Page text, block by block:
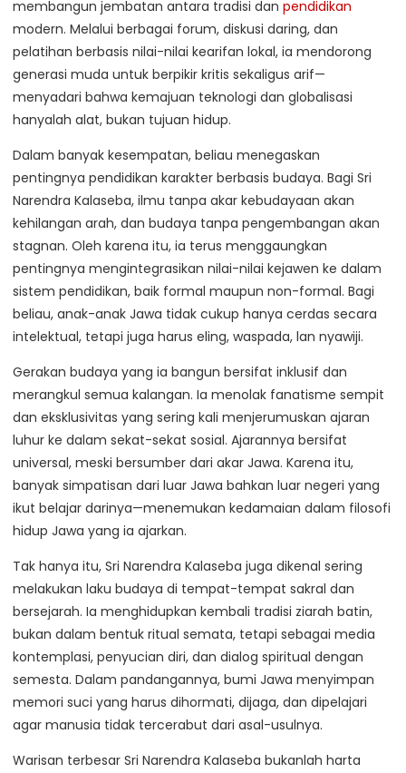
membangun jembatan antara tradisi dan pendidikan
modern. Melalui berbagai forum, diskusi daring, dan
pelatihan berbasis nilai-nilai kearifan lokal, ia mendorong
generasi muda untuk berpikir kritis sekaligus arif—
menyadari bahwa kemajuan teknologi dan globalisasi
hanyalah alat, bukan tujuan hidup.
Dalam banyak kesempatan, beliau menegaskan
pentingnya pendidikan karakter berbasis budaya. Bagi Sri
Narendra Kalaseba, ilmu tanpa akar kebudayaan akan
kehilangan arah, dan budaya tanpa pengembangan akan
stagnan. Oleh karena itu, ia terus menggaungkan
pentingnya mengintegrasikan nilai-nilai kejawen ke dalam
sistem pendidikan, baik formal maupun non-formal. Bagi
beliau, anak-anak Jawa tidak cukup hanya cerdas secara
intelektual, tetapi juga harus eling, waspada, lan nyawiji.
Gerakan budaya yang ia bangun bersifat inklusif dan
merangkul semua kalangan. Ia menolak fanatisme sempit
dan eksklusivitas yang sering kali menjerumuskan ajaran
luhur ke dalam sekat-sekat sosial. Ajarannya bersifat
universal, meski bersumber dari akar Jawa. Karena itu,
banyak simpatisan dari luar Jawa bahkan luar negeri yang
ikut belajar darinya—menemukan kedamaian dalam filosofi
hidup Jawa yang ia ajarkan.
Tak hanya itu, Sri Narendra Kalaseba juga dikenal sering
melakukan laku budaya di tempat-tempat sakral dan
bersejarah. Ia menghidupkan kembali tradisi ziarah batin,
bukan dalam bentuk ritual semata, tetapi sebagai media
kontemplasi, penyucian diri, dan dialog spiritual dengan
semesta. Dalam pandangannya, bumi Jawa menyimpan
memori suci yang harus dihormati, dijaga, dan dipelajari
agar manusia tidak tercerabut dari asal-usulnya.
Warisan terbesar Sri Narendra Kalaseba bukanlah harta